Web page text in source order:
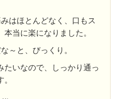
はほとんどなく、口もス
本当に楽になりました。
～と、びっくり。
たいなので、しっかり通っ